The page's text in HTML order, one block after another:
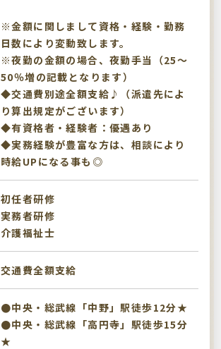
※金額に関しまして資格・経験・勤務
日数により変動致します。
※夜勤の金額の場合、夜勤手当（25～
50％増の記載となります）
◆交通費別途全額支給♪（派遣先によ
り算出規定がございます）
◆有資格者・経験者：優遇あり
◆実務経験が豊富な方は、相談により
時給UPになる事も◎
初任者研修
実務者研修
介護福祉士
交通費全額支給
●中央・総武線「中野」駅徒歩12分★
●中央・総武線「高円寺」駅徒歩15分
★